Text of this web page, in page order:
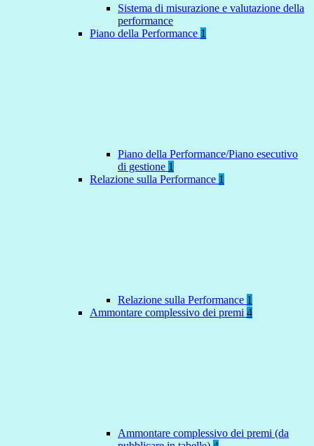
Sistema di misurazione e valutazione della
performance
Piano della Performance 1
Piano della Performance/Piano esecutivo
di gestione 1
Relazione sulla Performance 1
Relazione sulla Performance 1
Ammontare complessivo dei premi 4
Ammontare complessivo dei premi (da